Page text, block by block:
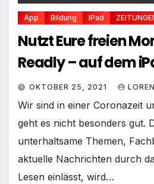
App Bildung IPad
Nutzt Eure freien
Readly – auf dem
OKTOBER 25, 2021
Wir sind in einer Coronazeit
geht es nicht besonders gut.
unterhaltsame Themen,
aktuelle Nachrichten durch
Lesen einlässt, wird…